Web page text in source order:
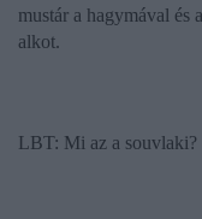
mustár a hagymával és
alkot.
LBT: Mi az a souvlaki?